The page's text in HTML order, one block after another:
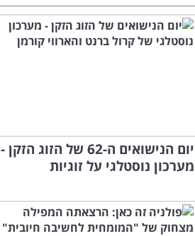
יום הנישואים ה-62 של הזוג הזקן -
מערכון נוסטלגי על זוגיות